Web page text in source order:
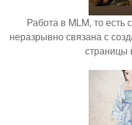
Работа в MLM, то есть
неразрывно связана с
страницы